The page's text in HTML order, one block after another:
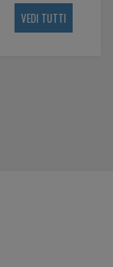
VEDI TUTTI